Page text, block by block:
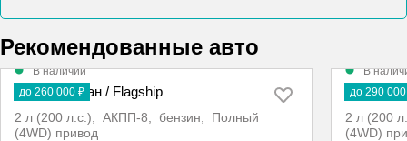
Рекомендованные авто
до 260 000 ₽
В наличии
Atlas Флагман / Flagship
2 л (200 л.с.), АКПП-8, бензин, Полный
(4WD) привод
до 290
В
H5
2 л (200
(4WD)